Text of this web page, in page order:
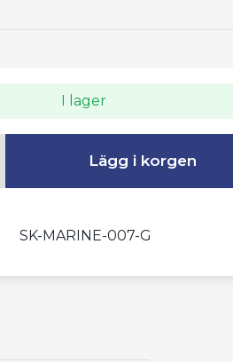
I lager
Lägg i korgen
SK-MARINE-007-G